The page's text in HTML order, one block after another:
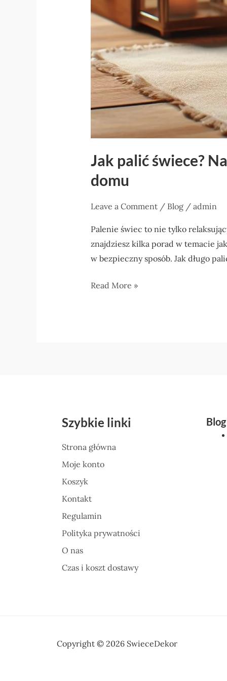
Jak palić świece?
domu
Leave a Comment / Blog/ admin
Palenie świec to nie tylko
znajdziesz kilka porad w temacie
w bezpieczny sposób. Jak długo
Read More »
Szybkie linki
Strona główna
Moje konto
Koszyk
Kontakt
Regulamin
Polityka prywatności
O nas
Czas i koszt dostawy
Blog
Copyright © 2026 SwieceDekor